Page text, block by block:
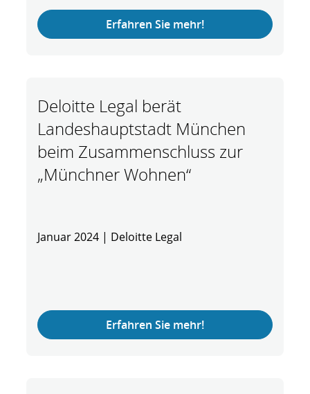
Erfahren Sie mehr!
Deloitte Legal berät
Landeshauptstadt München
beim Zusammenschluss zur
„Münchner Wohnen“
Januar 2024 | Deloitte Legal
Erfahren Sie mehr!